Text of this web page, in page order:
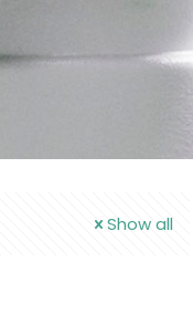
Show all